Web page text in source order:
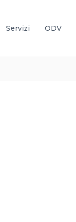
Servizi ODV